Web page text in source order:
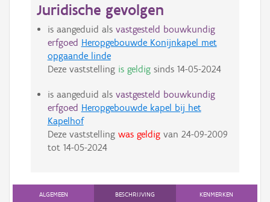
Juridische gevolgen
is aangeduid als vastgesteld bouwkundig
erfgoed Heropgebouwde Konijnkapel met
opgaande linde
Deze vaststelling is geldigsinds 14-05-2024
is aangeduid als vastgesteld bouwkundig
erfgoed Heropgebouwde kapel bij het
Kapelhof
Deze vaststelling was geldigvan 24-09-2009
tot 14-05-2024
ALGEMEEN BESCHRIJVING KENMERKEN